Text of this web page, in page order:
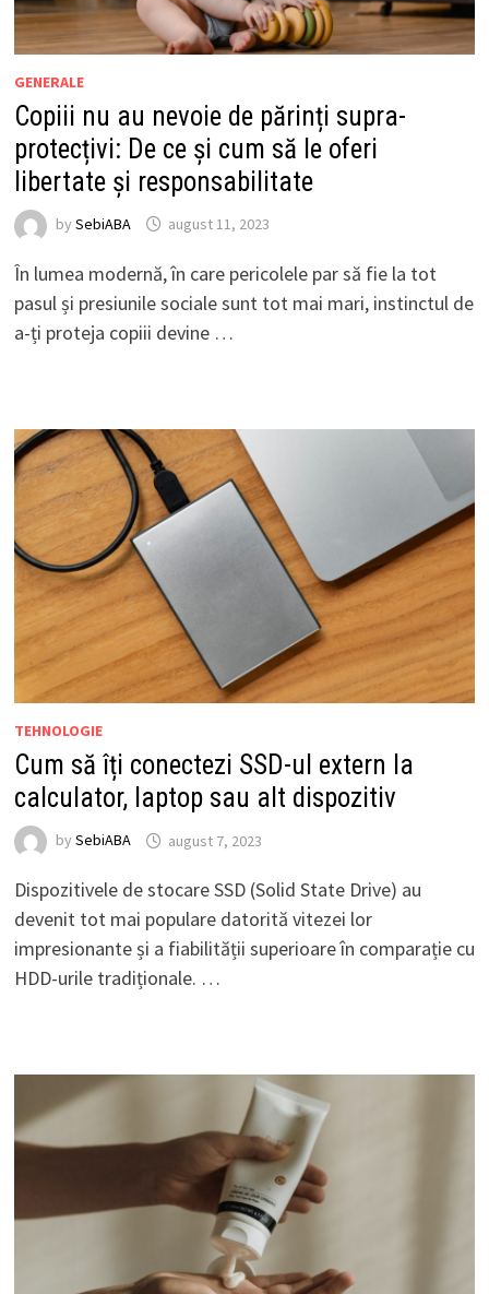
GENERALE
Copiii nu au nevoie de părinți supra-
protecțivi: De ce și cum să le oferi
libertate și responsabilitate
by SebiABA august 11, 2023
În lumea modernă, în care pericolele par să fie la tot
pasul și presiunile sociale sunt tot mai mari, instinctul de
a-ți proteja copiii devine …
TEHNOLOGIE
Cum să îți conectezi SSD-ul extern la
calculator, laptop sau alt dispozitiv
by SebiABA august 7, 2023
Dispozitivele de stocare SSD (Solid State Drive) au
devenit tot mai populare datorită vitezei lor
impresionante și a fiabilității superioare în comparație cu
HDD-urile tradiționale. …